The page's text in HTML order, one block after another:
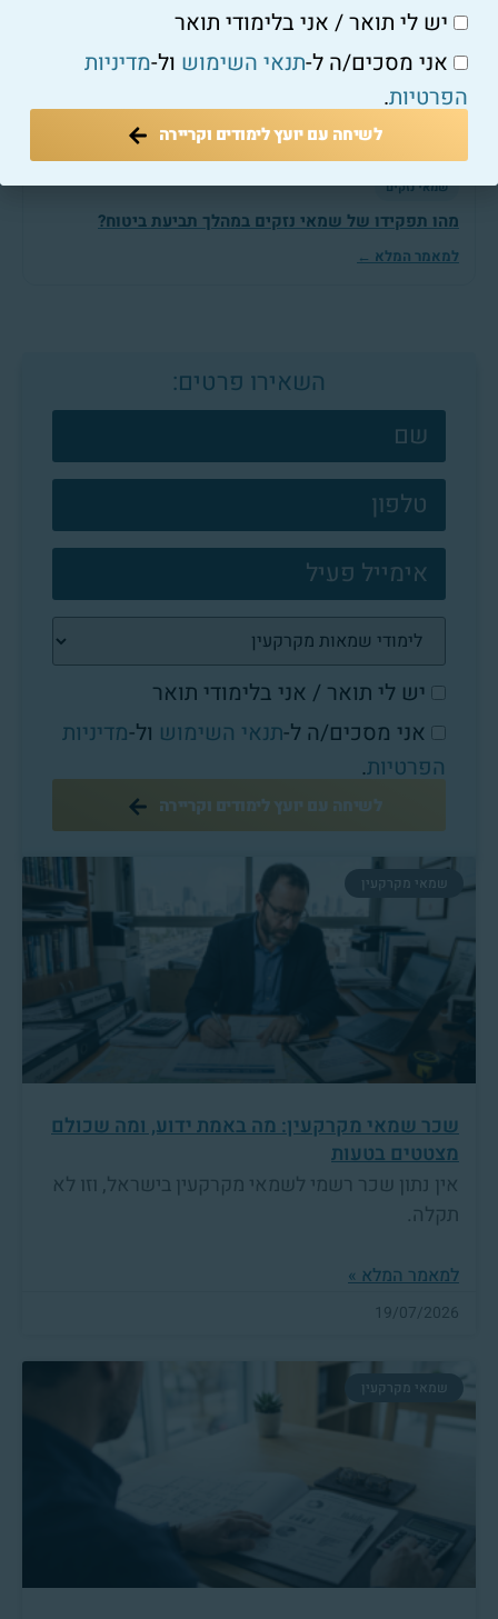
שמאי נזקים
מהו תפקידו של שמאי נזקים במהלך תביעת ביטוח?
למאמר המלא ←
השאירו פרטים:
צרו
קשר
פוטר
יש לי תואר / אני בלימודי תואר
אני מסכים/ה ל-תנאי השימוש ול-מדיניות
הפרטיות.
לשיחה עם יועץ לימודים וקריירה
שמאי מקרקעין
שכר שמאי מקרקעין: מה באמת ידוע, ומה שכולם
מצטטים בטעות
אין נתון שכר רשמי לשמאי מקרקעין בישראל, וזו לא
תקלה.
למאמר המלא »
19/07/2026
שמאי מקרקעין
יש לי תואר / אני בלימודי תואר
אני מסכים/ה ל-תנאי השימוש ול-מדיניות
הפרטיות.
לשיחה עם יועץ לימודים וקריירה